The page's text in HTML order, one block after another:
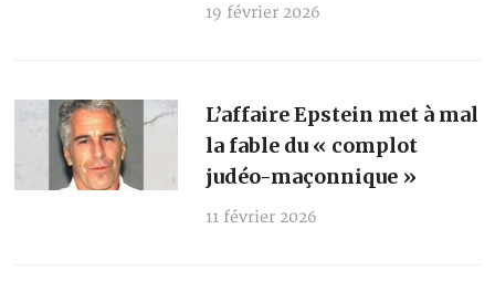
19 février 2026
L’affaire Epstein met à mal
la fable du « complot
judéo-maçonnique »
11 février 2026